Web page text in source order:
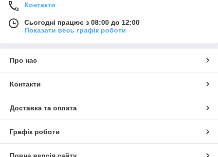
Контакти
Сьогодні працює з 08:00 до 12:00
Показати весь графік роботи
Про нас
Контакти
Доставка та оплата
Графік роботи